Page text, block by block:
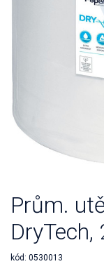
Prům.
DryTech,
kód: 0530013